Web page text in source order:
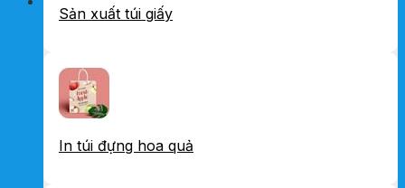
Sản xuất túi giấy
In túi đựng hoa quả